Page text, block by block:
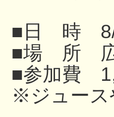
■日 時 8/
■場 所 広
■参加費
※ジュース